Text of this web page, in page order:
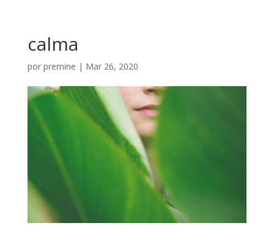
calma
por premine | Mar 26, 2020